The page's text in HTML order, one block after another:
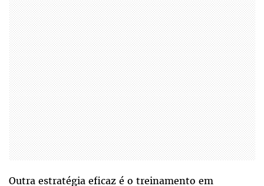
Outra estratégia eficaz é o treinamento em